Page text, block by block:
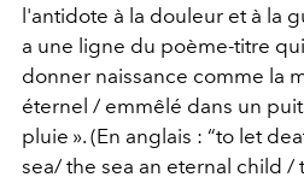
l'antidote à la douleur et à la
a une ligne du poème-titre
donner naissance comme la
éternel / emmêlé dans un
pluie ». (En anglais : “to let
sea/ the sea an eternal child /